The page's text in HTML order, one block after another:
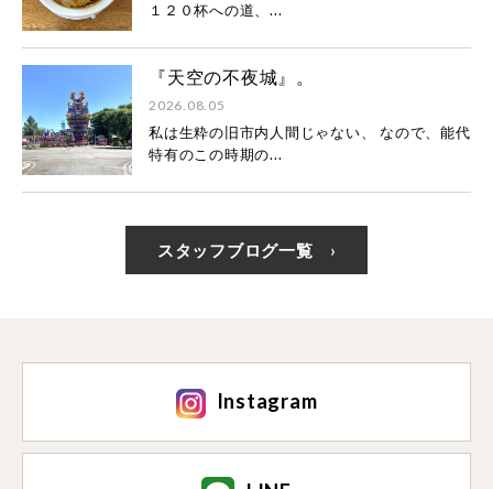
１２０杯への道、...
『天空の不夜城』。
2026.08.05
私は生粋の旧市内人間じゃない、 なので、能代
特有のこの時期の...
スタッフブログ一覧
Instagram